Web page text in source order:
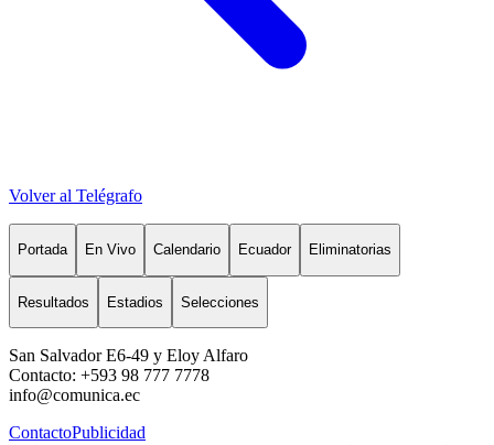
Volver al Telégrafo
Portada En Vivo Calendario Ecuador Eliminatorias
Resultados Estadios Selecciones
San Salvador E6-49 y Eloy Alfaro
Contacto: +593 98 777 7778
info@comunica.ec
ContactoPublicidad